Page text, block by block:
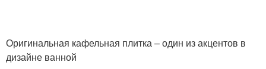
Оригинальная кафельная плитка – один из акцентов в
дизайне ванной